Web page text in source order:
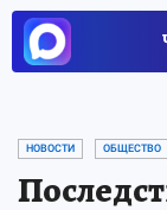
НОВОСТИ ОБЩЕСТВО